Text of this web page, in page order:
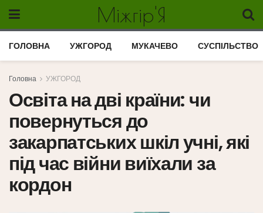
Міжгір'Я
ГОЛОВНА УЖГОРОД МУКАЧЕВО СУСПІЛЬСТВО
Головна УЖГОРОД
Освіта на дві країни: чи
повернуться до
закарпатських шкіл учні, які
під час війни виїхали за
кордон